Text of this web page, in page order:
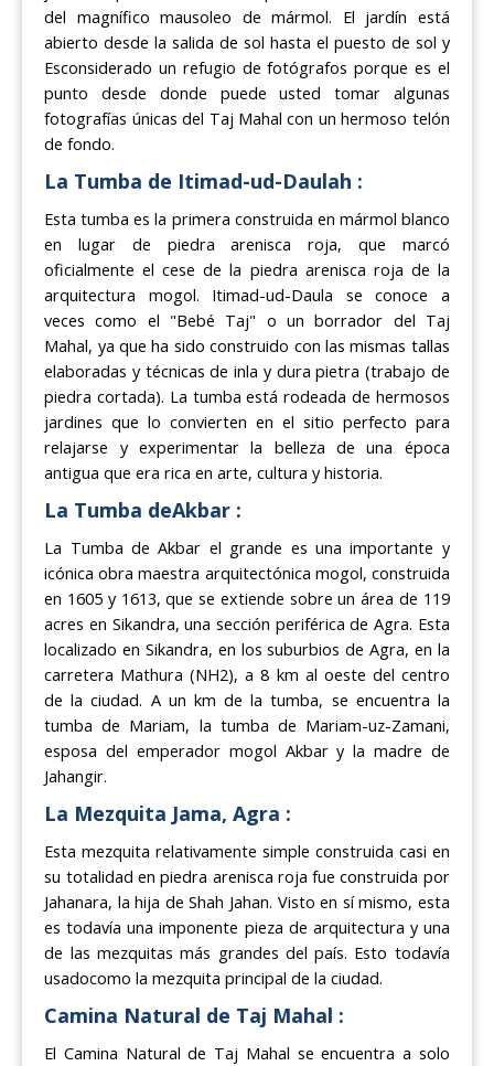
del magnífico mausoleo de mármol. El jardín está
abierto desde la salida de sol hasta el puesto de sol y
Esconsiderado un refugio de fotógrafos porque es el
punto desde donde puede usted tomar algunas
fotografías únicas del Taj Mahal con un hermoso telón
de fondo.
La Tumba de Itimad-ud-Daulah :
Esta tumba es la primera construida en mármol blanco
en lugar de piedra arenisca roja, que marcó
oficialmente el cese de la piedra arenisca roja de la
arquitectura mogol. Itimad-ud-Daula se conoce a
veces como el "Bebé Taj" o un borrador del Taj
Mahal, ya que ha sido construido con las mismas tallas
elaboradas y técnicas de inla y dura pietra (trabajo de
piedra cortada). La tumba está rodeada de hermosos
jardines que lo convierten en el sitio perfecto para
relajarse y experimentar la belleza de una época
antigua que era rica en arte, cultura y historia.
La Tumba deAkbar :
La Tumba de Akbar el grande es una importante y
icónica obra maestra arquitectónica mogol, construida
en 1605 y 1613, que se extiende sobre un área de 119
acres en Sikandra, una sección periférica de Agra. Esta
localizado en Sikandra, en los suburbios de Agra, en la
carretera Mathura (NH2), a 8 km al oeste del centro
de la ciudad. A un km de la tumba, se encuentra la
tumba de Mariam, la tumba de Mariam-uz-Zamani,
esposa del emperador mogol Akbar y la madre de
Jahangir.
La Mezquita Jama, Agra :
Esta mezquita relativamente simple construida casi en
su totalidad en piedra arenisca roja fue construida por
Jahanara, la hija de Shah Jahan. Visto en sí mismo, esta
es todavía una imponente pieza de arquitectura y una
de las mezquitas más grandes del país. Esto todavía
usadocomo la mezquita principal de la ciudad.
Camina Natural de Taj Mahal :
El Camina Natural de Taj Mahal se encuentra a solo